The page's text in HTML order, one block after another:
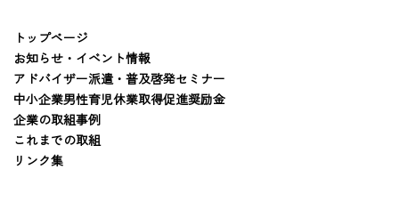
トップページ
お知らせ・イベント情報
アドバイザー派遣・普及啓発セミナー
中小企業男性育児休業取得促進奨励金
企業の取組事例
これまでの取組
リンク集